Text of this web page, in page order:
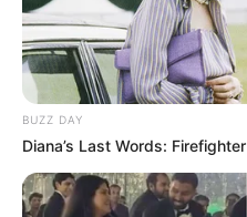
BUZZ DAY
Diana’s Last Words: